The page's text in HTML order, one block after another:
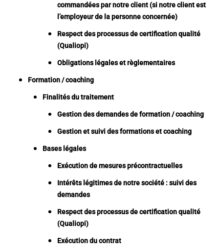
commandées par notre client (si notre client est
l’employeur de la personne concernée)
Respect des processus de certification qualité
(Qualiopi)
Obligations légales et règlementaires
Formation / coaching
Finalités du traitement
Gestion des demandes de formation / coaching
Gestion et suivi des formations et coaching
Bases légales
Exécution de mesures précontractuelles
Intérêts légitimes de notre société : suivi des
demandes
Respect des processus de certification qualité
(Qualiopi)
Exécution du contrat